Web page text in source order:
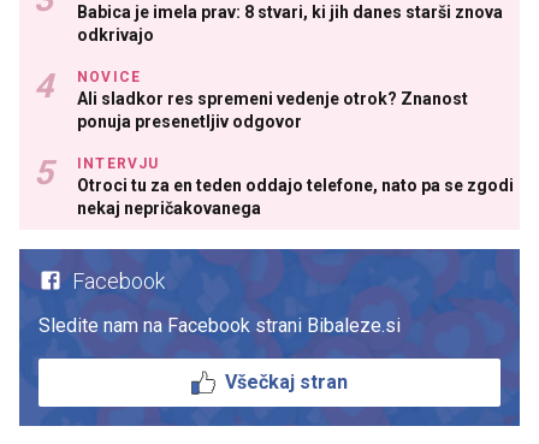
Babica je imela prav: 8 stvari, ki jih danes starši znova
odkrivajo
NOVICE
Ali sladkor res spremeni vedenje otrok? Znanost
ponuja presenetljiv odgovor
INTERVJU
Otroci tu za en teden oddajo telefone, nato pa se zgodi
nekaj nepričakovanega
Facebook
Sledite nam na Facebook strani Bibaleze.si
Všečkaj stran